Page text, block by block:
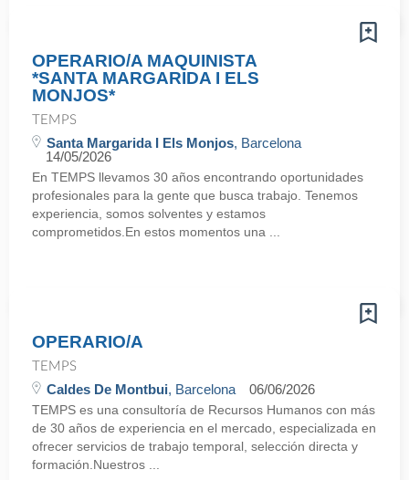
OPERARIO/A MAQUINISTA
*SANTA MARGARIDA I ELS
MONJOS*
TEMPS
Santa Margarida I Els Monjos, Barcelona
14/05/2026
En TEMPS llevamos 30 años encontrando oportunidades
profesionales para la gente que busca trabajo. Tenemos
experiencia, somos solventes y estamos
comprometidos.En estos momentos una ...
OPERARIO/A
TEMPS
Caldes De Montbui, Barcelona 06/06/2026
TEMPS es una consultoría de Recursos Humanos con más
de 30 años de experiencia en el mercado, especializada en
ofrecer servicios de trabajo temporal, selección directa y
formación.Nuestros ...